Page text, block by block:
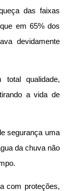
das faixas
em 65% dos
devidamente
qualidade,
a vida de
segurança uma
da chuva não
com proteções,